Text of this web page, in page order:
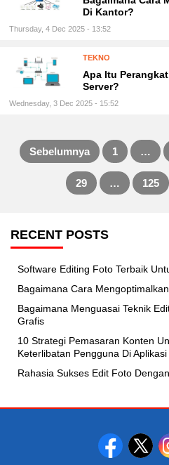
Di Kantor?
Thursday, 4 Dec 2025 - 13:52
TEKNO
Apa Itu
Server?
Wednesday, 3 Dec 2025 - 15:52
Posts
Sebelumnya 1 …
29 … 125
RECENT POSTS
Software Editing Foto Terbaik
Bagaimana Cara
Bagaimana Menguasai Teknik
Grafis
10 Strategi Pemasaran Konten
Keterlibatan Pengguna Di
Rahasia Sukses Edit Foto